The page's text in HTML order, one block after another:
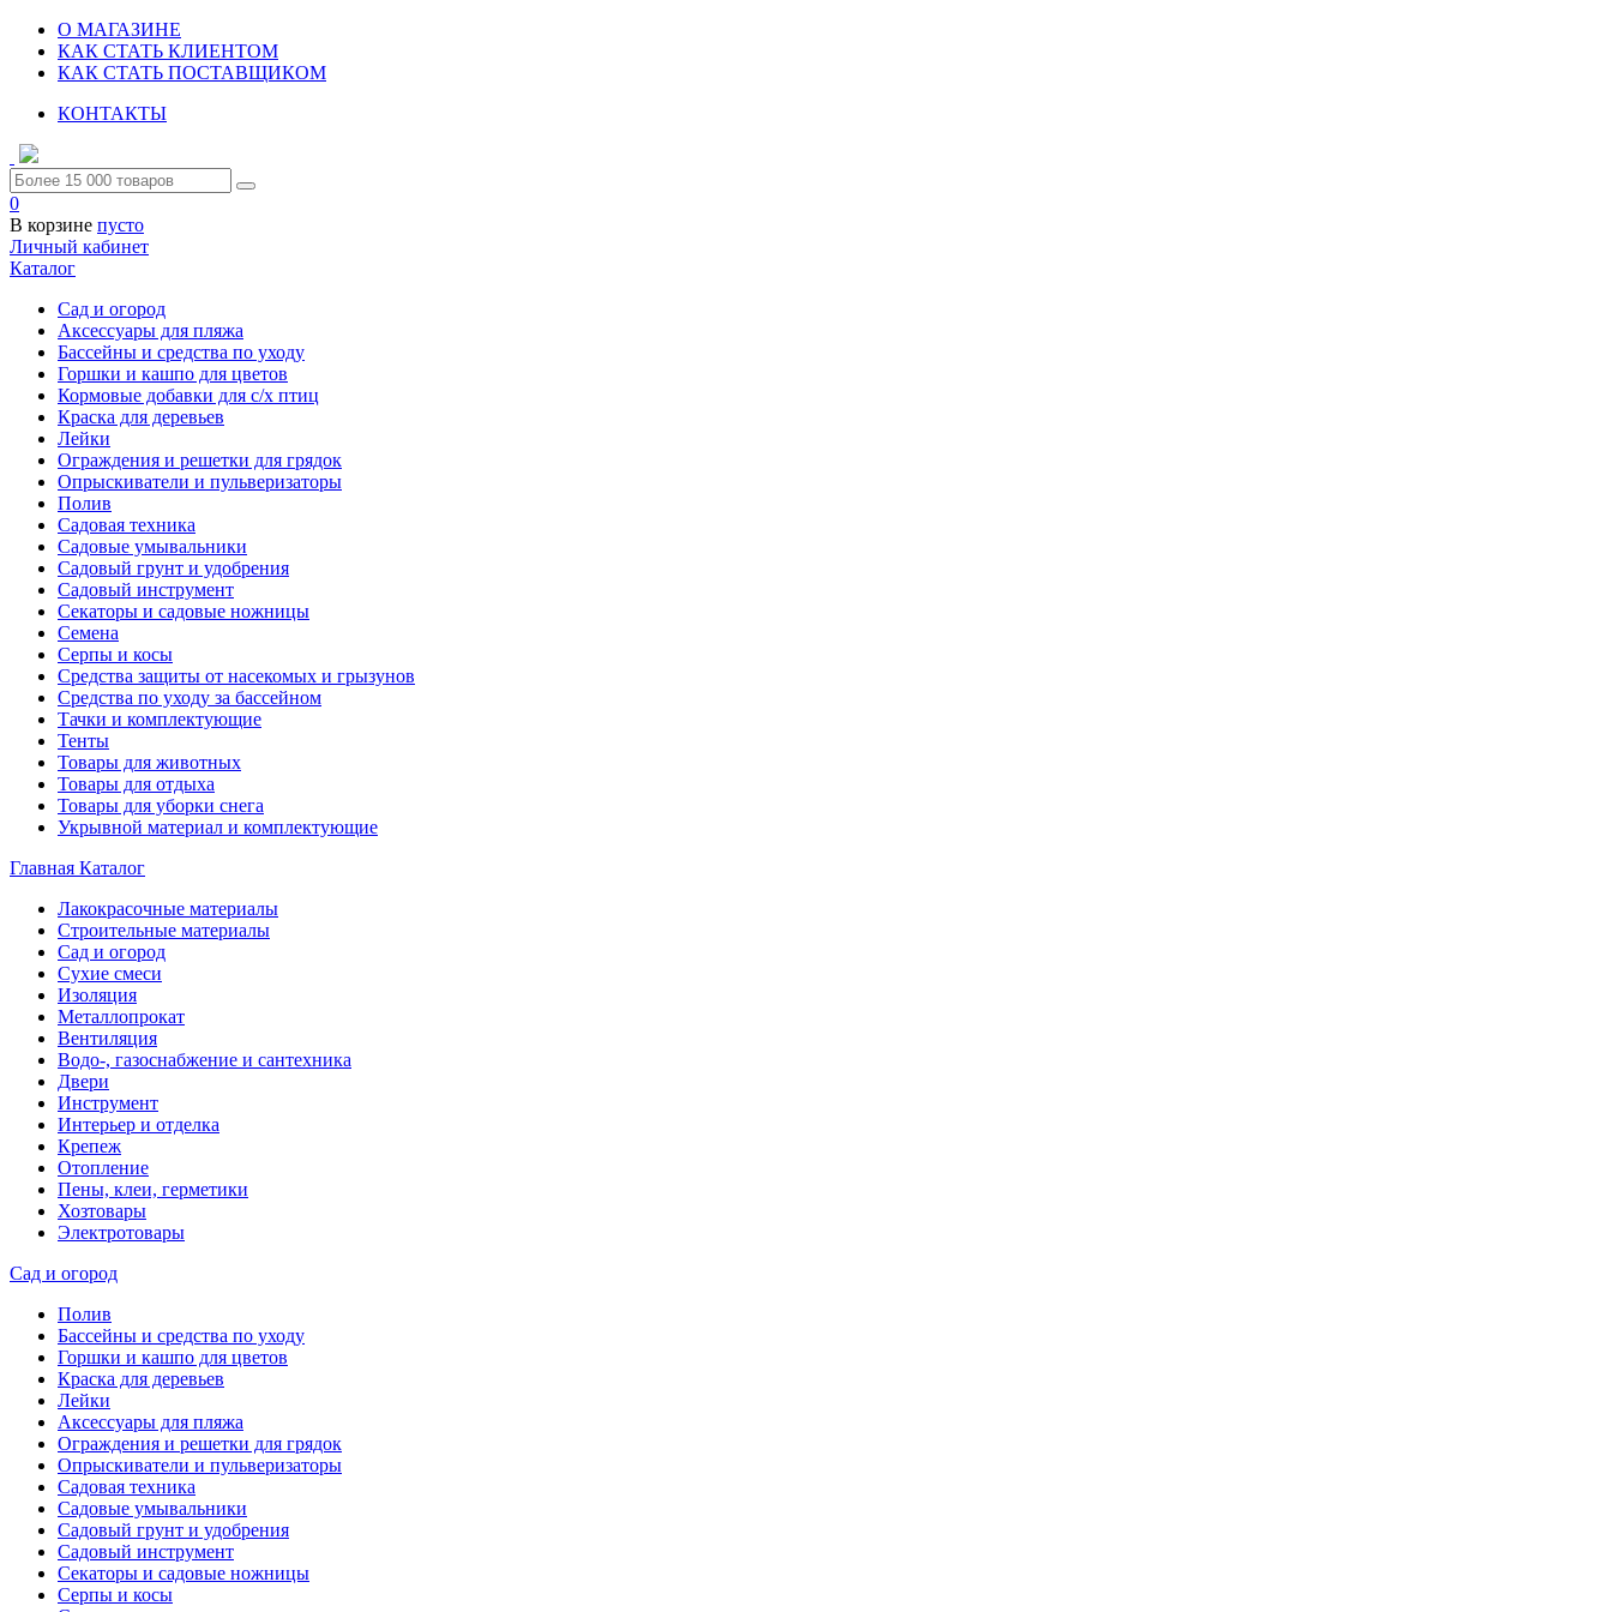
О МАГАЗИНЕ
КАК СТАТЬ КЛИЕНТОМ
КАК СТАТЬ ПОСТАВЩИКОМ
КОНТАКТЫ
0
В корзине пусто
Личный кабинет
Каталог
Сад и огород
Аксессуары для пляжа
Бассейны и средства по уходу
Горшки и кашпо для цветов
Кормовые добавки для с/х птиц
Краска для деревьев
Лейки
Ограждения и решетки для грядок
Опрыскиватели и пульверизаторы
Полив
Садовая техника
Садовые умывальники
Садовый грунт и удобрения
Садовый инструмент
Секаторы и садовые ножницы
Семена
Серпы и косы
Средства защиты от насекомых и грызунов
Средства по уходу за бассейном
Тачки и комплектующие
Тенты
Товары для животных
Товары для отдыха
Товары для уборки снега
Укрывной материал и комплектующие
Главная Каталог
Лакокрасочные материалы
Строительные материалы
Сад и огород
Сухие смеси
Изоляция
Металлопрокат
Вентиляция
Водо-, газоснабжение и сантехника
Двери
Инструмент
Интерьер и отделка
Крепеж
Отопление
Пены, клеи, герметики
Хозтовары
Электротовары
Сад и огород
Полив
Бассейны и средства по уходу
Горшки и кашпо для цветов
Краска для деревьев
Лейки
Аксессуары для пляжа
Ограждения и решетки для грядок
Опрыскиватели и пульверизаторы
Садовая техника
Садовые умывальники
Садовый грунт и удобрения
Садовый инструмент
Секаторы и садовые ножницы
Серпы и косы